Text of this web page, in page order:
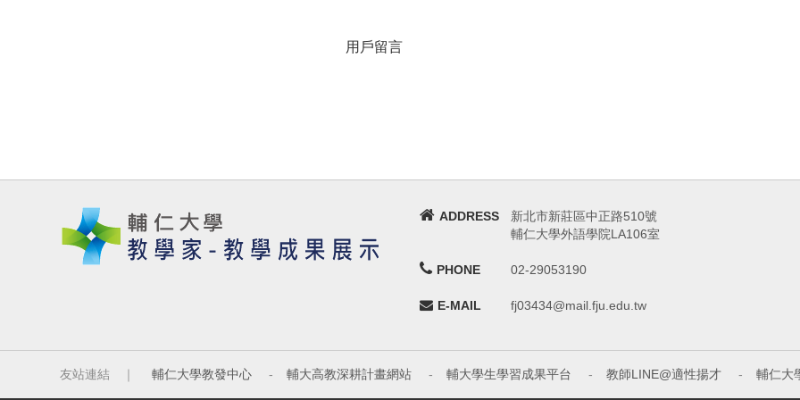
用戶留言
ADDRESS
新北市新莊區中正路510號
輔仁大學外語學院LA106室
PHONE 02-29053190
E-MAIL fj03434@mail.fju.edu.tw
友站連結 ｜ 輔仁大學教發中心 - 輔大高教深耕計畫網站 - 輔大學生學習成果平台 - 教師LINE@適性揚才 - 輔仁大